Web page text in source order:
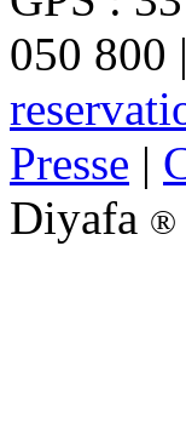
050 800
Presse |
Diyafa ®